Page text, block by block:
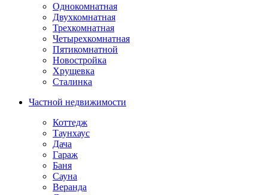
Однокомнатная
Двухкомнатная
Трехкомнатная
Четырехкомнатная
Пятикомнатной
Новостройка
Хрущевка
Сталинка
Частной недвижимости
Коттедж
Таунхаус
Дача
Гараж
Баня
Сауна
Веранда